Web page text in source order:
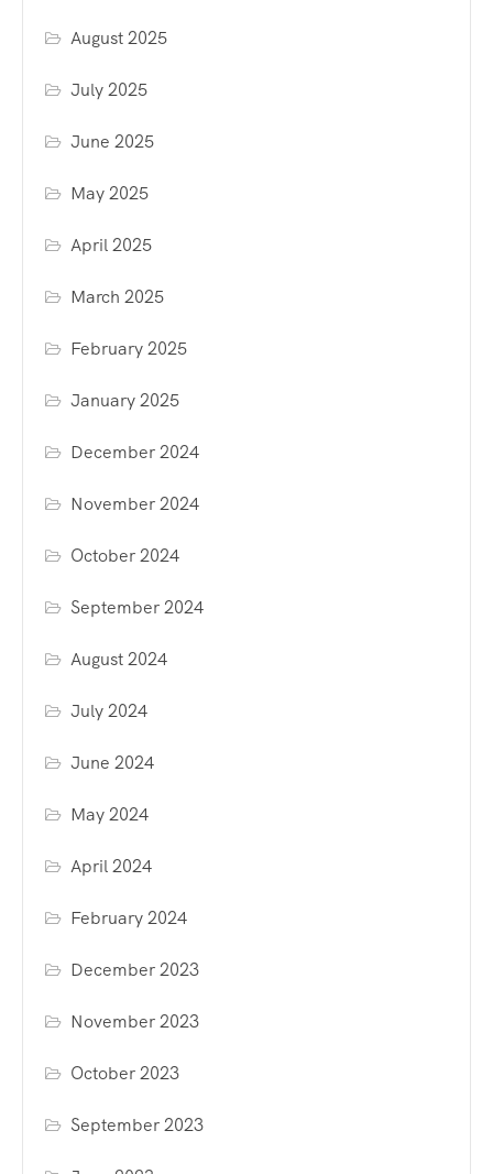
August 2025
July 2025
June 2025
May 2025
April 2025
March 2025
February 2025
January 2025
December 2024
November 2024
October 2024
September 2024
August 2024
July 2024
June 2024
May 2024
April 2024
February 2024
December 2023
November 2023
October 2023
September 2023